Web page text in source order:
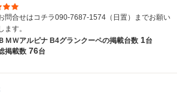
問合せはコチラ090-7687-1574（日置）までお願い
ます。
ＢＭＷアルピナ B4グランクーペの掲載台数 1台
掲載数 76台